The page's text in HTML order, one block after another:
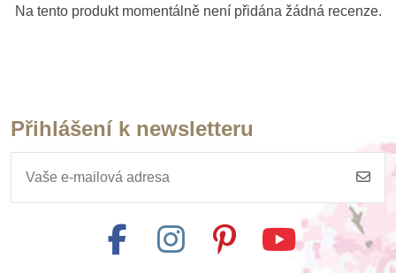
Na tento produkt momentálně není přidána žádná recenze.
Přihlášení k newsletteru